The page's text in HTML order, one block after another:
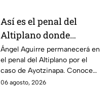
Así es el penal del
Altiplano donde
permanecerá Ángel
Aguirre por caso
Ayotzinapa
Ángel Aguirre permanecerá en
el penal del Altiplano por el
caso de Ayotzinapa. Conoce
dónde está, cómo es esta
06 agosto, 2026